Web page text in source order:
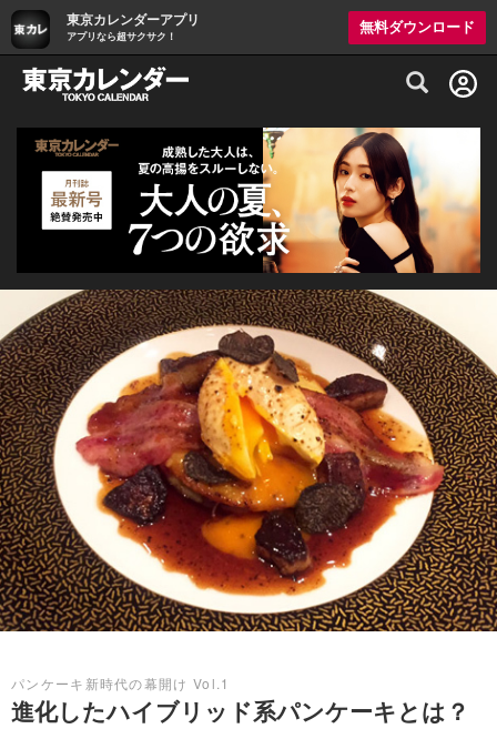
東京カレンダーアプリ
アプリなら超サクサク！
無料ダウンロード
グルメ情報・プレミアムレストラン予約
パンケーキ新時代の幕開け Vol.1
進化したハイブリッド系パンケーキとは？